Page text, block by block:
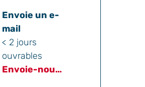
Envoie un e-
mail
< 2 jours
ouvrables
Envoie-nous un e-mail